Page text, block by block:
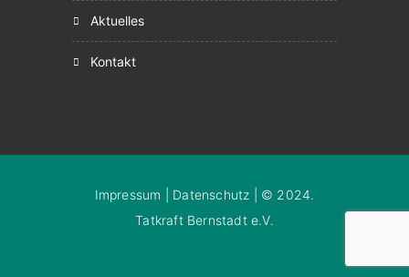
aktuelles
kontakt
Impressum Datenschutz | © 2024.
Tatkraft Bernstadt e.V.